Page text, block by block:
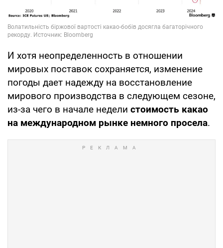
И хотя неопределенность в отношении
мировых поставок сохраняется, изменение
погоды дает надежду на восстановление
мирового производства в следующем сезоне,
из-за чего в начале недели стоимость какао
на международном рынке немного просела.